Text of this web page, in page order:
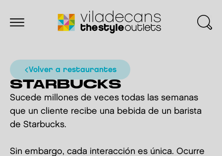
volver a restaurantes
STARBUCKS
Sucede millones de veces todas las semanas
que un cliente recibe una bebida de un barista
de Starbucks.
Sin embargo, cada interacción es única. Ocurre